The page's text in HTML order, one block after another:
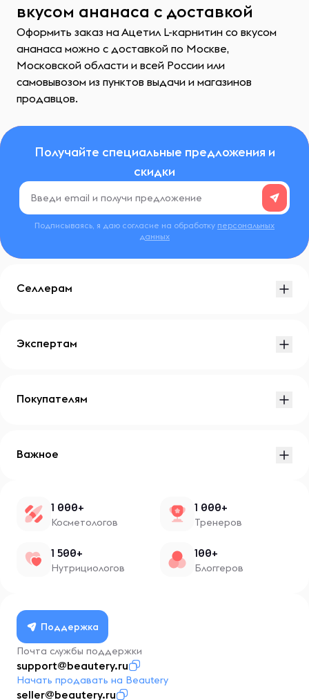
вкусом ананаса с доставкой
Оформить заказ на Ацетил L-карнитин со вкусом
ананаса можно с доставкой по Москве,
Московской области и всей России или
самовывозом из пунктов выдачи и магазинов
продавцов.
Получайте специальные предложения и
скидки
Подписываясь, я даю согласие на обработку персональных
данных
Селлерам
Экспертам
Покупателям
Важное
1 000+
Косметологов
1 000+
Тренеров
1 500+
Нутрициологов
100+
Блоггеров
Поддержка
Почта службы поддержки
support@beautery.ru
Начать продавать на Beautery
seller@beautery.ru